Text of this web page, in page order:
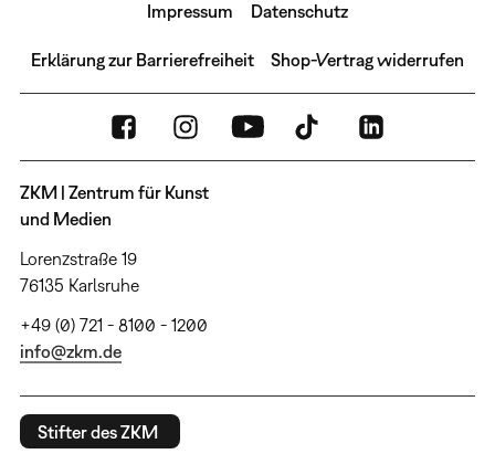
Impressum Datenschutz
Erklärung zur Barrierefreiheit Shop-Vertrag widerrufen
ZKM | Zentrum für Kunst
und Medien
Lorenzstraße 19
76135 Karlsruhe
+49 (0) 721 - 8100 - 1200
info@zkm.de
Stifter des ZKM